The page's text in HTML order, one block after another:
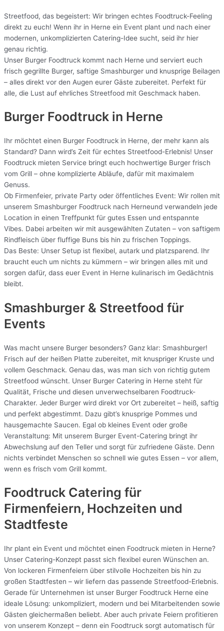
Streetfood, das begeistert: Wir bringen echtes Foodtruck-Feeling
direkt zu euch! Wenn ihr in Herne ein Event plant und nach einer
modernen, unkomplizierten Catering-Idee sucht, seid ihr hier
genau richtig.
Unser Burger Foodtruck kommt nach Herne und serviert euch
frisch gegrillte Burger, saftige Smashburger und knusprige Beilagen
– alles direkt vor den Augen eurer Gäste zubereitet. Perfekt für
alle, die Lust auf ehrliches Streetfood mit Geschmack haben.
Burger Foodtruck in Herne
Ihr möchtet einen Burger Foodtruck in Herne, der mehr kann als
Standard? Dann wird’s Zeit für echtes Streetfood-Erlebnis! Unser
Foodtruck mieten Service bringt euch hochwertige Burger frisch
vom Grill – ohne komplizierte Abläufe, dafür mit maximalem
Genuss.
Ob Firmenfeier, private Party oder öffentliches Event: Wir rollen mit
unserem Smashburger Foodtruck nach Herneund verwandeln jede
Location in einen Treffpunkt für gutes Essen und entspannte
Vibes. Dabei arbeiten wir mit ausgewählten Zutaten – von saftigem
Rindfleisch über fluffige Buns bis hin zu frischen Toppings.
Das Beste: Unser Setup ist flexibel, autark und platzsparend. Ihr
braucht euch um nichts zu kümmern – wir bringen alles mit und
sorgen dafür, dass euer Event in Herne kulinarisch im Gedächtnis
bleibt.
Smashburger & Streetfood für
Events
Was macht unsere Burger besonders? Ganz klar: Smashburger!
Frisch auf der heißen Platte zubereitet, mit knuspriger Kruste und
vollem Geschmack. Genau das, was man sich von richtig gutem
Streetfood wünscht. Unser Burger Catering in Herne steht für
Qualität, Frische und diesen unverwechselbaren Foodtruck-
Charakter. Jeder Burger wird direkt vor Ort zubereitet – heiß, saftig
und perfekt abgestimmt. Dazu gibt’s knusprige Pommes und
hausgemachte Saucen. Egal ob kleines Event oder große
Veranstaltung: Mit unserem Burger Event-Catering bringt ihr
Abwechslung auf den Teller und sorgt für zufriedene Gäste. Denn
nichts verbindet Menschen so schnell wie gutes Essen – vor allem,
wenn es frisch vom Grill kommt.
Foodtruck Catering für
Firmenfeiern, Hochzeiten und
Stadtfeste
Ihr plant ein Event und möchtet einen Foodtruck mieten in Herne?
Unser Catering-Konzept passt sich flexibel euren Wünschen an.
Von lockeren Firmenfeiern über stilvolle Hochzeiten bis hin zu
großen Stadtfesten – wir liefern das passende Streetfood-Erlebnis.
Gerade für Unternehmen ist unser Burger Foodtruck Herne eine
ideale Lösung: unkompliziert, modern und bei Mitarbeitenden sowie
Gästen gleichermaßen beliebt. Aber auch private Feiern profitieren
von unserem Konzept – denn ein Foodtruck sorgt automatisch für